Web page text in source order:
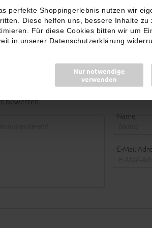
perfekte Shoppingerlebnis nutzen wir
Diese helfen uns, bessere Inhalte zu
Für diese Cookies bitten wir um
in unserer Datenschutzerklärung
Nur notwendige
verwenden
Zutaten, Allergenhinweise
bewerten
Name
E-Mail